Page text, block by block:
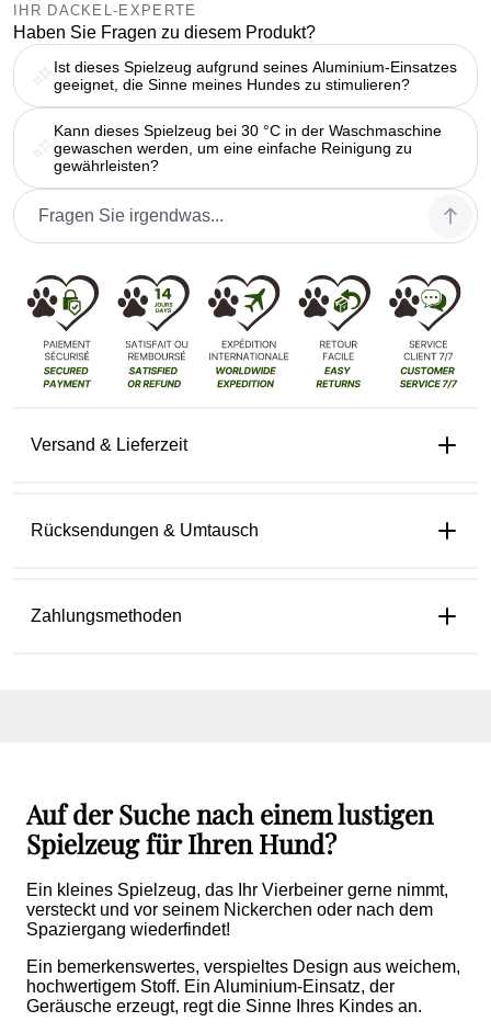
IHR DACKEL-EXPERTE
Haben Sie Fragen zu diesem Produkt?
Ist dieses Spielzeug aufgrund seines Aluminium-Einsatzes
geeignet, die Sinne meines Hundes zu stimulieren?
Kann dieses Spielzeug bei 30 °C in der Waschmaschine
gewaschen werden, um eine einfache Reinigung zu
gewährleisten?
Versand & Lieferzeit
Rücksendungen & Umtausch
Zahlungsmethoden
Auf der Suche nach einem lustigen
Spielzeug für Ihren Hund?
Ein kleines Spielzeug, das Ihr Vierbeiner gerne nimmt,
versteckt und vor seinem Nickerchen oder nach dem
Spaziergang wiederfindet!
Ein bemerkenswertes, verspieltes Design aus weichem,
hochwertigem Stoff. Ein Aluminium-Einsatz, der
Geräusche erzeugt, regt die Sinne Ihres Kindes an.